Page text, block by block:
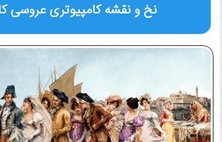
نخ و نقشه کامپیوتریعروسی